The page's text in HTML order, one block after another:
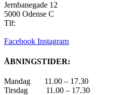
Jernbanegade 12
5000 Odense C
Tlf:
Facebook Instagram
ÅBNINGSTIDER:
Mandag 11.00 – 17.30
Tirsdag 11.00 – 17.30